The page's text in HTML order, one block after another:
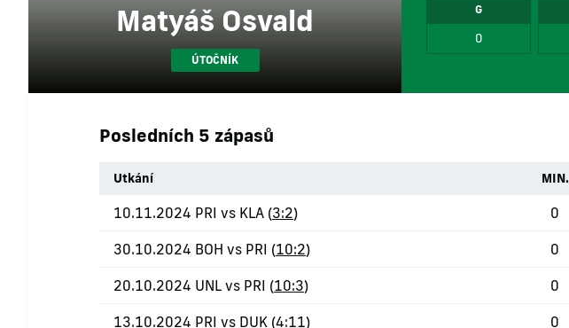
Matyáš Osvald
ÚTOČNÍK
G
0
Posledních 5 zápasů
Utkání MIN.
10.11.2024 PRI vs KLA (3:2) 0
30.10.2024 BOH vs PRI (10:2) 0
20.10.2024 UNL vs PRI (10:3) 0
13.10.2024 PRI vs DUK (4:11) 0